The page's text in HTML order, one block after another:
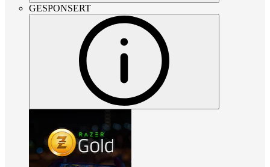
GESPONSERT